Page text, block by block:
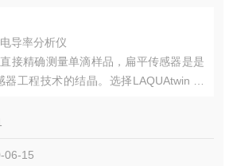
导率分析仪
接精确测量单滴样品，扁平传感器是是
工程技术的结晶。选择LAQUAtwin 的
Z佳用于测量用途的盐浓度。这种测试笔
06-15